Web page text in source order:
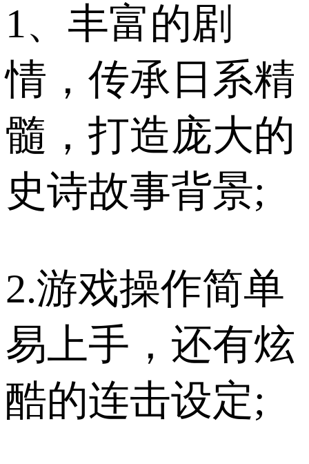
1、丰富的剧
情，传承日系精
髓，打造庞大的
史诗故事背景;
2.游戏操作简单
易上手，还有炫
酷的连击设定;